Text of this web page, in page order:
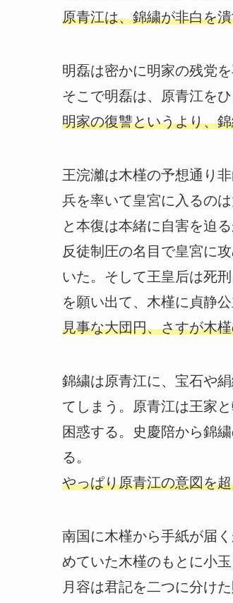
原青江は、錦繍が非白を
明磊は密かに明家の残党
そこで明磊は、原青江を
明家の復讐というより、
王浣灕は木槿の予想通り
兵を率いて皇宮に入るの
と本復は本緒に自害を迫
反徒制圧の名目で皇宮に
いた。そして王皇后は死
を願い出て、木槿に貞静
見事な大団円、さすが木
錦繍は原青江に、宝石や
てしまう。原青江は王家
困惑する。史慶陪から錦
る。
やっぱり原青江の意図を
南国に木槿から手紙が届
めていた木槿のもとに小
月容は君記を二つに分け